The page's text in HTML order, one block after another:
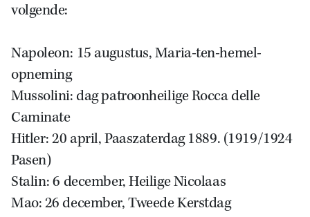
volgende:
Napoleon: 15 augustus, Maria-ten-hemel-
opneming
Mussolini: dag patroonheilige Rocca delle
Caminate
Hitler: 20 april, Paaszaterdag 1889. (1919/1924
Pasen)
Stalin: 6 december, Heilige Nicolaas
Mao: 26 december, Tweede Kerstdag